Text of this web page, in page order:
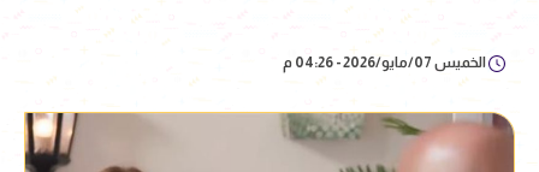
الخميس 07/مايو/2026 - 04:26 م